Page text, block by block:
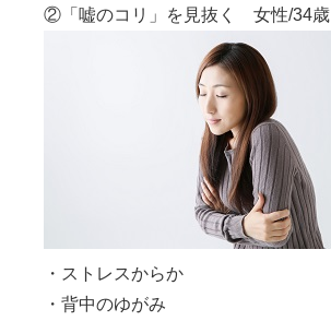
②「嘘のコリ」を見抜く 女性/34歳
・ストレスからか
・背中のゆがみ